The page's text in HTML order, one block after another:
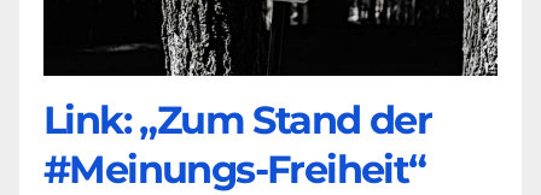
Link: „Zum Stand der
#Meinungs-Freiheit“